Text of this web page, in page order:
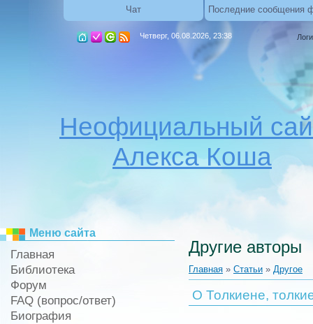
Чат Последние сообщения
Четверг, 06.08.2026, 23:38
Неофициальный
Алекса Коша
Меню сайта
Главная
Библиотека
Форум
FAQ (вопрос/ответ)
Биография
Другие авторы
Главная » Статьи » Другое
О Толкиене,